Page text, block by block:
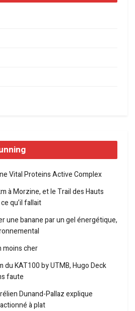
Vital Proteins Active Complex
à Morzine, et le Trail des Hauts
qu’il fallait
une banane par un gel énergétique,
moins cher
du KAT100 by UTMB, Hugo Deck
faute
Dunand-Pallaz explique
à plat